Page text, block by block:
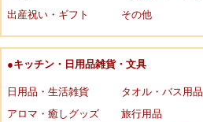
出産祝い・ギフト
その他
●キッチン・日用品雑貨・文具
日用品・生活雑貨
タオル・バス用品
アロマ・癒しグッズ
旅行用品